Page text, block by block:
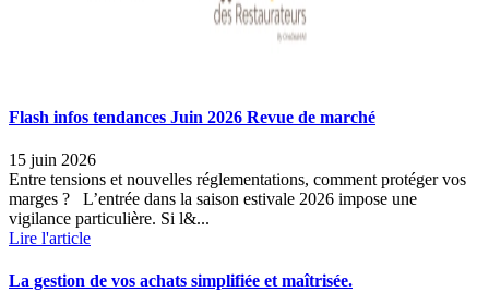
Flash infos tendances Juin 2026 Revue de marché
15 juin 2026
Entre tensions et nouvelles réglementations, comment protéger vos
marges ? L’entrée dans la saison estivale 2026 impose une
vigilance particulière. Si l&...
Lire l'article
La gestion de vos achats simplifiée et maîtrisée.